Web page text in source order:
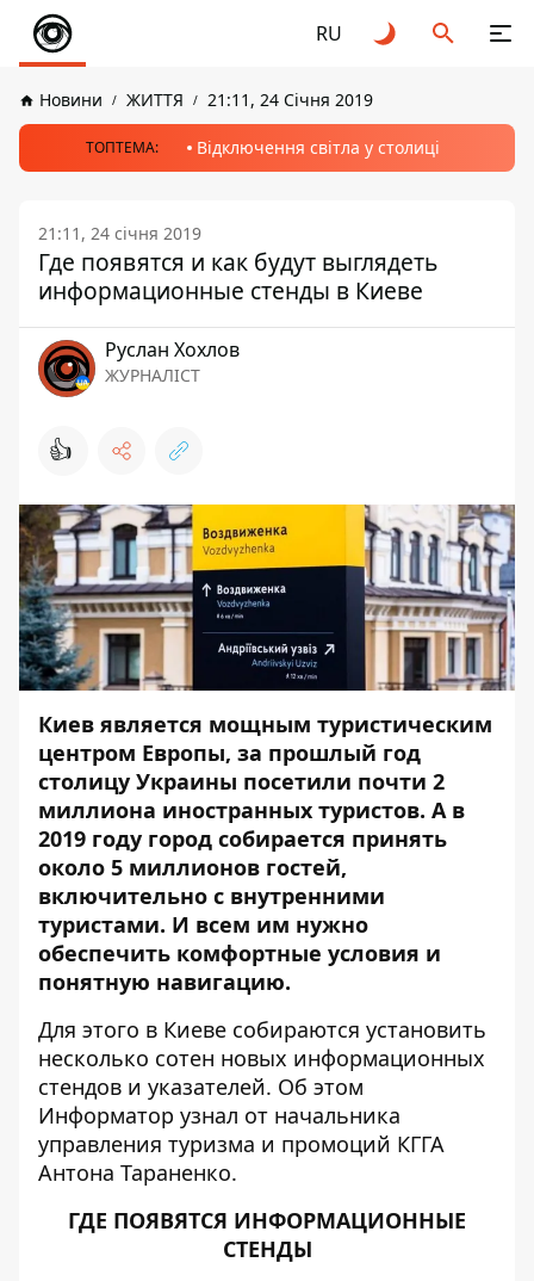
RU
Новини ЖИТТЯ 21:11, 24 Січня 2019
ТОПТЕМА: Відключення світла у столиці
21:11, 24 січня 2019
Где появятся и как будут выглядеть
информационные стенды в Киеве
Руслан Хохлов
ЖУРНАЛІСТ
👍
Киев является мощным туристическим
центром Европы, за прошлый год
столицу Украины посетили почти 2
миллиона иностранных туристов. А в
2019 году город собирается принять
около 5 миллионов гостей,
включительно с внутренними
туристами. И всем им нужно
обеспечить комфортные условия и
понятную навигацию.
Для этого в Киеве собираются установить
несколько сотен новых информационных
стендов и указателей. Об этом
Информатор узнал от начальника
управления туризма и промоций КГГА
Антона Тараненко.
ГДЕ ПОЯВЯТСЯ ИНФОРМАЦИОННЫЕ
СТЕНДЫ